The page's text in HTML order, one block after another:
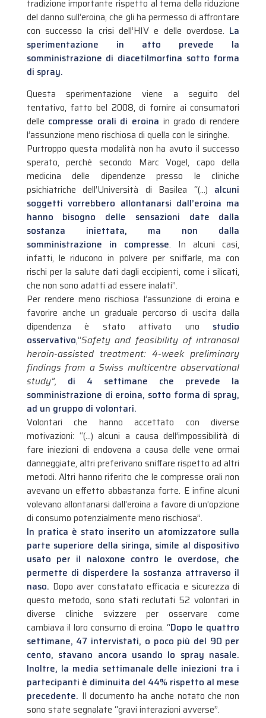
tradizione importante rispetto al tema della riduzione
del danno sull’eroina, che gli ha permesso di affrontare
con successo la crisi dell’HIV e delle overdose. La
sperimentazione in atto prevede la
somministrazione di diacetilmorfina sotto forma
di spray.
Questa sperimentazione viene a seguito del
tentativo, fatto bel 2008, di fornire ai consumatori
delle compresse orali di eroina in grado di rendere
l’assunzione meno rischiosa di quella con le siringhe.
Purtroppo questa modalità non ha avuto il successo
sperato, perché secondo Marc Vogel, capo della
medicina delle dipendenze presso le cliniche
psichiatriche dell’Università di Basilea “(…) alcuni
soggetti vorrebbero allontanarsi dall’eroina ma
hanno bisogno delle sensazioni date dalla
sostanza iniettata, ma non dalla
somministrazione in compresse. In alcuni casi,
infatti, le riducono in polvere per sniffarle, ma con
rischi per la salute dati dagli eccipienti, come i silicati,
che non sono adatti ad essere inalati”.
Per rendere meno rischiosa l’assunzione di eroina e
favorire anche un graduale percorso di uscita dalla
dipendenza è stato attivato uno studio
osservativo,”Safety and feasibility of intranasal
heroin-assisted treatment: 4-week preliminary
findings from a Swiss multicentre observational
study”,
di 4 settimane che prevede la
somministrazione di eroina, sotto forma di spray,
ad un gruppo di volontari.
Volontari che hanno accettato con diverse
motivazioni: “(…) alcuni a causa dell’impossibilità di
fare iniezioni di endovena a causa delle vene ormai
danneggiate, altri preferivano sniffare rispetto ad altri
metodi. Altri hanno riferito che le compresse orali non
avevano un effetto abbastanza forte. E infine alcuni
volevano allontanarsi dall’eroina a favore di un’opzione
di consumo potenzialmente meno rischiosa”.
In pratica è stato inserito un atomizzatore sulla
parte superiore della siringa, simile al dispositivo
usato per il naloxone contro le overdose, che
permette di disperdere la sostanza attraverso il
naso. Dopo aver constatato efficacia e sicurezza di
questo metodo, sono stati reclutati 52 volontari in
diverse cliniche svizzere per osservare come
cambiava il loro consumo di eroina. “Dopo le quattro
settimane, 47 intervistati, o poco più del 90 per
cento, stavano ancora usando lo spray nasale.
Inoltre, la media settimanale delle iniezioni tra i
partecipanti è diminuita del 44% rispetto al mese
precedente. Il documento ha anche notato che non
sono state segnalate “gravi interazioni avverse”.